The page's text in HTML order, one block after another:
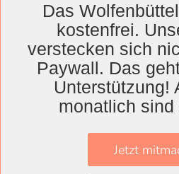
Drei Bücher kehren zurück
Wolfenbüttel
Herzog August Bibliothek
Das
kostenfrei.
verstecken sich
Paywall. Das
Unterstützung!
monatlich sind
Jetzt